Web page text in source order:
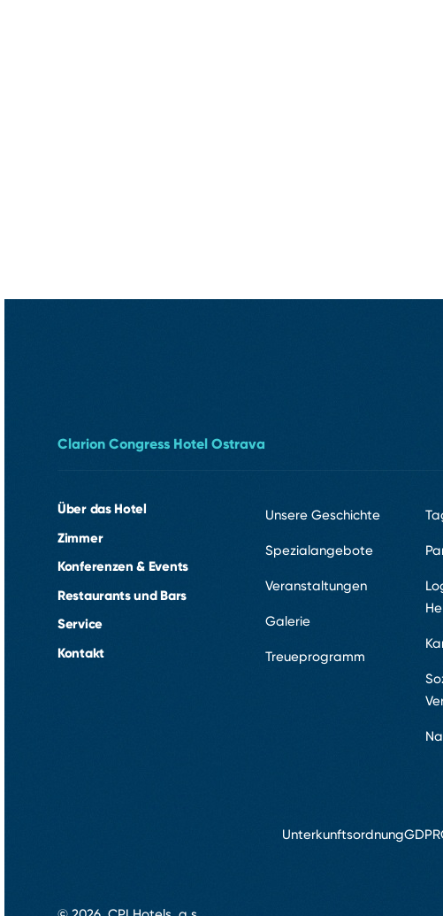
Clarion Congress Hotel Ostrava
Über das Hotel
Zimmer
Konferenzen & Events
Restaurants und Bars
Service
Kontakt
Unsere Geschichte
Spezialangebote
Veranstaltungen
Galerie
Treueprogramm
UnterkunftsordnungGDPR